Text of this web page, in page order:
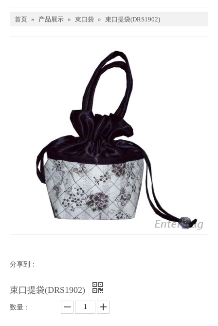
首页 » 产品展示 » 束口袋 » 束口提袋(DRS1902)
分享到：
束口提袋(DRS1902)
数量：